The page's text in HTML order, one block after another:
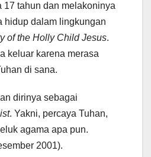
17 tahun dan melakoninya
hidup dalam lingkungan
of the Holly Child Jesus.
keluar karena merasa
di sana.
dirinya sebagai
. Yakni, percaya Tuhan,
agama apa pun.
2001).